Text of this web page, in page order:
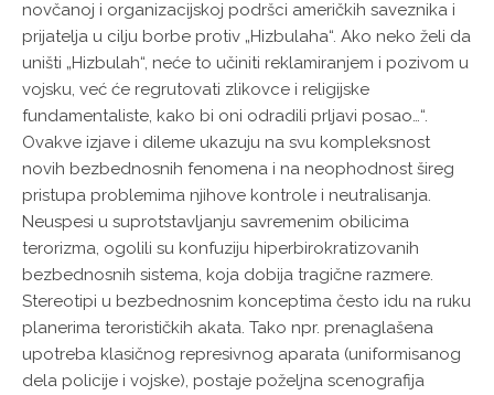
novčanoj i organizacijskoj podršci američkih saveznika i
prijatelja u cilju borbe protiv „Hizbulaha“. Ako neko želi da
uništi „Hizbulah“, neće to učiniti reklamiranjem i pozivom u
vojsku, već će regrutovati zlikovce i religijske
fundamentaliste, kako bi oni odradili prljavi posao…“.
Ovakve izjave i dileme ukazuju na svu kompleksnost
novih bezbednosnih fenomena i na neophodnost šireg
pristupa problemima njihove kontrole i neutralisanja.
Neuspesi u suprotstavljanju savremenim obilicima
terorizma, ogolili su konfuziju hiperbirokratizovanih
bezbednosnih sistema, koja dobija tragične razmere.
Stereotipi u bezbednosnim konceptima često idu na ruku
planerima terorističkih akata. Tako npr. prenaglašena
upotreba klasičnog represivnog aparata (uniformisanog
dela policije i vojske), postaje poželjna scenografija